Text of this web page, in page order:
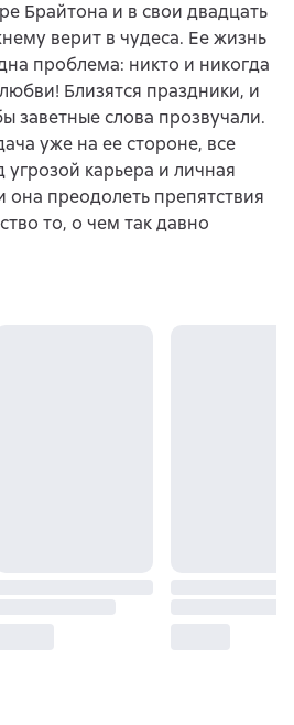
Брайтона и в свои двадцать
верит в чудеса. Ее жизнь
проблема: никто и никогда
Близятся праздники, и
заветные слова прозвучали.
уже на ее стороне, все
угрозой карьера и личная
преодолеть препятствия
то, о чем так давно